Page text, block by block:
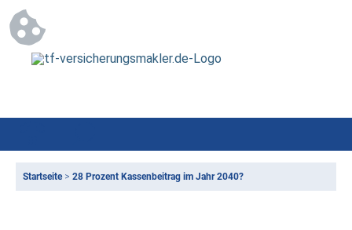
Startseite> 28 Prozent Kassenbeitrag im Jahr 2040?